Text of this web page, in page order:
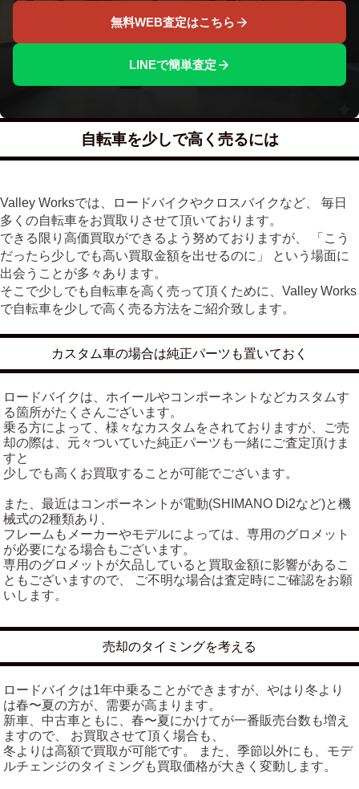
無料WEB査定はこちら
LINEで簡単査定
自転車を少しで高く売るには
Valley Worksでは、ロードバイクやクロスバイクなど、 毎日
多くの自転車をお買取りさせて頂いております。
できる限り高価買取ができるよう努めておりますが、 「こう
だったら少しでも高い買取金額を出せるのに」 という場面に
出会うことが多々あります。
そこで少しでも自転車を高く売って頂くために、Valley Works
で自転車を少しで高く売る方法をご紹介致します。
カスタム車の場合は純正パーツも置いておく
ロードバイクは、ホイールやコンポーネントなどカスタムす
る箇所がたくさんございます。
乗る方によって、様々なカスタムをされておりますが、ご売
却の際は、元々ついていた純正パーツも一緒にご査定頂けま
すと
少しでも高くお買取することが可能でございます。
また、最近はコンポーネントが電動(SHIMANO Di2など)と機
械式の2種類あり、
フレームもメーカーやモデルによっては、専用のグロメット
が必要になる場合もございます。
専用のグロメットが欠品していると買取金額に影響があるこ
ともございますので、 ご不明な場合は査定時にご確認をお願
いします。
売却のタイミングを考える
ロードバイクは1年中乗ることができますが、やはり冬より
は春〜夏の方が、需要が高まります。
新車、中古車ともに、春〜夏にかけてが一番販売台数も増え
ますので、 お買取させて頂く場合も、
冬よりは高額で買取が可能です。 また、季節以外にも、モデ
ルチェンジのタイミングも買取価格が大きく変動します。